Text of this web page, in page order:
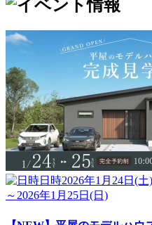
日時2026年1月24日(土)
～2026年1月25日(日)